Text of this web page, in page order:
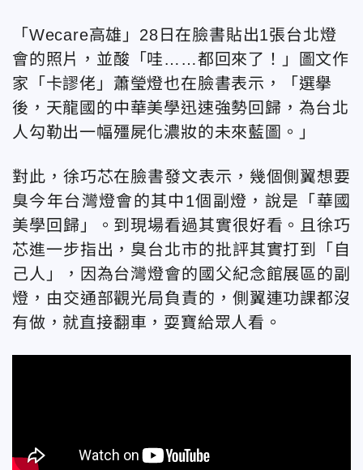
「Wecare高雄」28日在臉書貼出1張台北燈
會的照片，並酸「哇……都回來了！」圖文作
家「卡謬佬」蕭瑩燈也在臉書表示，「選擧
後，天龍國的中華美學迅速強勢回歸，為台北
人勾勒出一幅殭屍化濃妝的未來藍圖。」
對此，徐巧芯在臉書發文表示，幾個側翼想要
臭今年台灣燈會的其中1個副燈，說是「華國
美學回歸」。到現場看過其實很好看。且徐巧
芯進一步指出，臭台北市的批評其實打到「自
己人」，因為台灣燈會的國父紀念館展區的副
燈，由交通部觀光局負責的，側翼連功課都沒
有做，就直接翻車，耍寶給眾人看。